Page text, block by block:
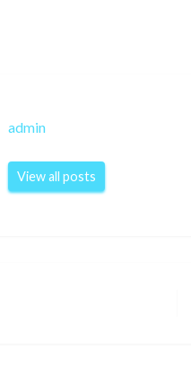
admin
View all posts